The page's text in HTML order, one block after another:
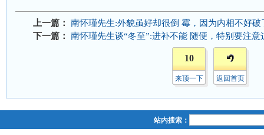
上一篇：
南怀瑾先生:外貌虽好却很倒 霉，因为内相不好
下一篇：
南怀瑾先生谈“冬至”:进补不能 随便，特别要注意
10
来顶一下 返回首页
站内搜索：